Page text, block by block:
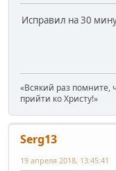
Исправил на 30
«Всякий раз помните,
прийти ко Христу!»
Serg13
19 апреля 2018, 13:45:41